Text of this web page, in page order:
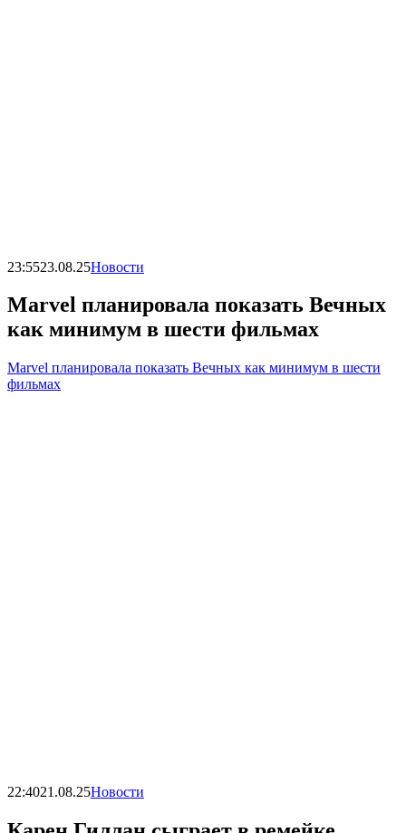
23:5523.08.25Новости
Marvel планировала показать Вечных
как минимум в шести фильмах
Marvel планировала показать Вечных как минимум в шести
фильмах
22:4021.08.25Новости